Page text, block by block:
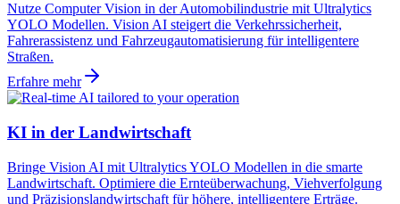
Nutze Computer Vision in der Automobilindustrie mit Ultralytics
YOLO Modellen. Vision AI steigert die Verkehrssicherheit,
Fahrerassistenz und Fahrzeugautomatisierung für intelligentere
Straßen.
Erfahre mehr
KI in der Landwirtschaft
Bringe Vision AI mit Ultralytics YOLO Modellen in die smarte
Landwirtschaft. Optimiere die Ernteüberwachung, Viehverfolgung
und Präzisionslandwirtschaft für höhere, intelligentere Erträge.